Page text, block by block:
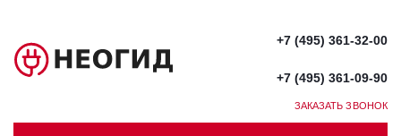
+7 (495) 361-32-00
+7 (495) 361-09-90
ЗАКАЗАТЬ ЗВОНОК